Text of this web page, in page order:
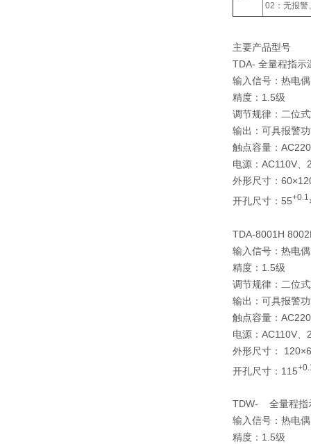
02：无报警
主要产品型号
TDA- 全量程指示
输入信号：热电
精度：1.5级
调节规律：二位
输出：可具报警
触点容量：
电源：AC110V
外形尺寸：
开孔尺寸：55+0.1
TDA-8001H
输入信号：热电
精度：1.5级
调节规律：二位
输出：可具报警
触点容量：
电源：AC110V
外形尺寸：
开孔尺寸：115
TDW- 全量程指
输入信号：热电
精度：1.5级